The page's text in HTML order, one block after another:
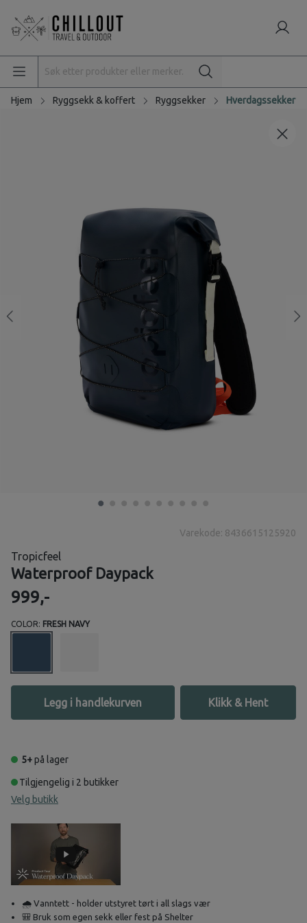
Hjem Ryggsekk & koffert Ryggsekker Hverdagssekker
Varekode: 8436615125920
Tropicfeel
Waterproof Daypack
999,-
COLOR: FRESH NAVY
Legg i handlekurven Klikk & Hent
5+på lager
Tilgjengelig i 2 butikker
Velg butikk
🌧️ Vanntett - holder utstyret tørt i all slags vær
🎒 Bruk som egen sekk eller fest på Shelter